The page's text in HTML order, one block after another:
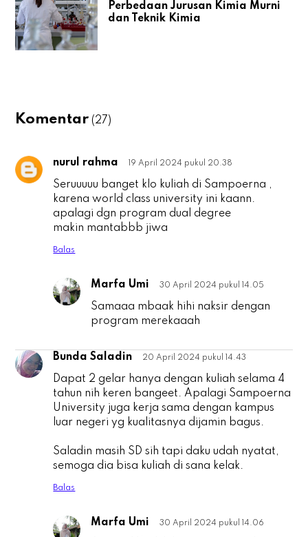
Perbedaan Jurusan Kimia Murni
dan Teknik Kimia
Komentar (27)
n nurul rahma 19 April 2024 pukul 20.38
Seruuuuu banget klo kuliah di Sampoerna ,
karena world class university ini kaann.
apalagi dgn program dual degree
makin mantabbb jiwa
Balas
n Marfa Umi 30 April 2024 pukul 14.05
Samaaa mbaak hihi naksir dengan
program merekaaah
B Bunda Saladin 20 April 2024 pukul 14.43
Dapat 2 gelar hanya dengan kuliah selama 4
tahun nih keren bangeet. Apalagi Sampoerna
University juga kerja sama dengan kampus
luar negeri yg kualitasnya dijamin bagus.
Saladin masih SD sih tapi daku udah nyatat,
semoga dia bisa kuliah di sana kelak.
Balas
B Marfa Umi 30 April 2024 pukul 14.06